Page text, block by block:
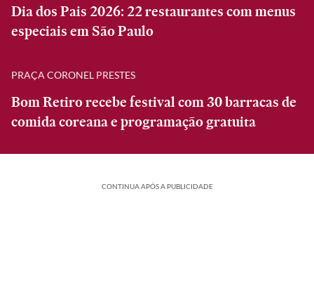
Dia dos Pais 2026: 22 restaurantes com menus
especiais em São Paulo
PRAÇA CORONEL PRESTES
Bom Retiro recebe festival com 30 barracas de
comida coreana e programação gratuita
CONTINUA APÓS A PUBLICIDADE